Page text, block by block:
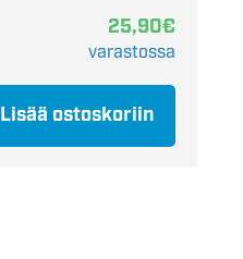
25,90€
varastossa
Lisää ostoskoriin